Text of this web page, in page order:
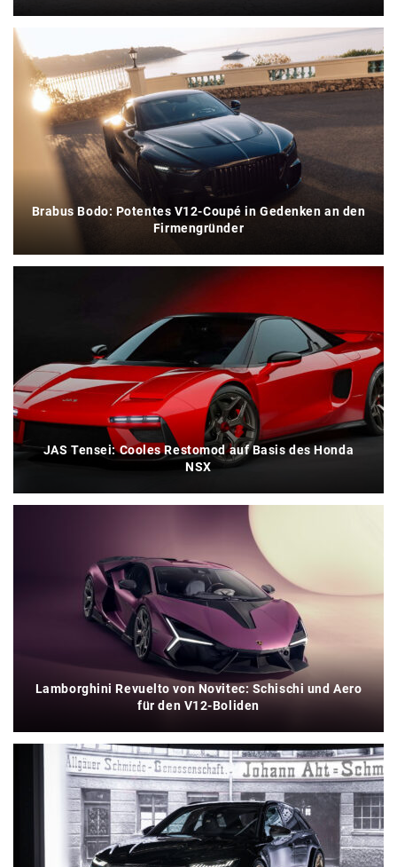
Brabus Bodo: Potentes V12-Coupé in Gedenken an den
Firmengründer
JAS Tensei: Cooles Restomod auf Basis des Honda
NSX
Lamborghini Revuelto von Novitec: Schischi und Aero
für den V12-Boliden